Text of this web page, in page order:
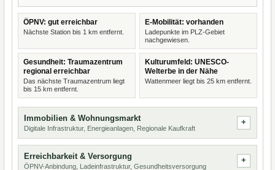
ÖPNV: gut erreichbar
Nächste Station bis 1 km entfernt.
E-Mobilität: vorhanden
Ladepunkte im PLZ-Gebiet
nachgewiesen.
Gesundheit: Traumazentrum
regional erreichbar
Das nächste Traumazentrum liegt
bis 15 km entfernt.
Kulturumfeld: UNESCO-
Welterbe in der Nähe
Wattenmeer liegt bis 25 km entfernt.
Immobilien & Wohnungsmarkt
Digitale Infrastruktur, Energieanlagen, Regionale Kaufkraft
Erreichbarkeit & Versorgung
ÖPNV-Anbindung, Ladeinfrastruktur, Gesundheitsversorgung